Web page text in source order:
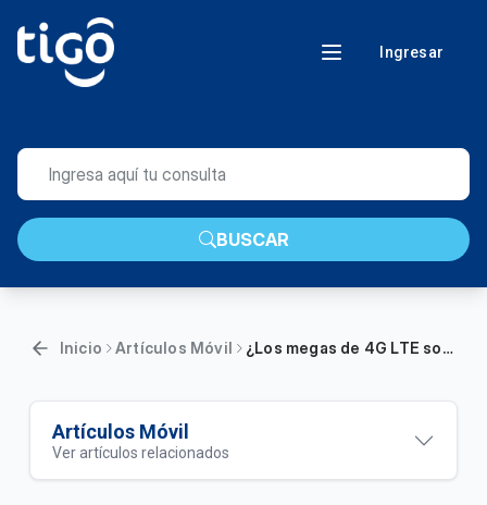
Ingresar
BUSCAR
Inicio Artículos Móvil ¿Los megas de 4G LTE son más caros?
Artículos Móvil
Ver artículos relacionados